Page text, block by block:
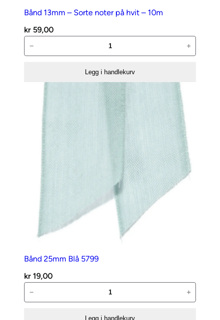
Bånd 13mm – Sorte noter på hvit – 10m
kr 59,00
13mm
− +
Legg i handlekurv
Bånd 25mm Blå 5799
kr 19,00
25mm
− +
Legg i handlekurv